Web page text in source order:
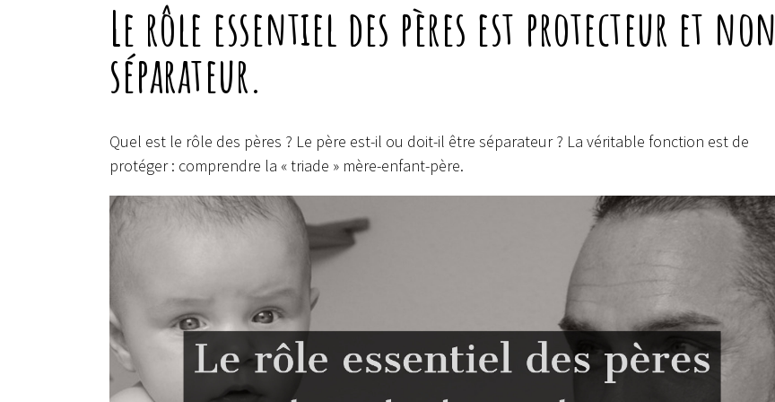
Le rôle essentiel des pères est protecteur et non
séparateur.
Quel est le rôle des pères ? Le père est-il ou doit-il être séparateur ? La véritable fonction est de
protéger : comprendre la « triade » mère-enfant-père.